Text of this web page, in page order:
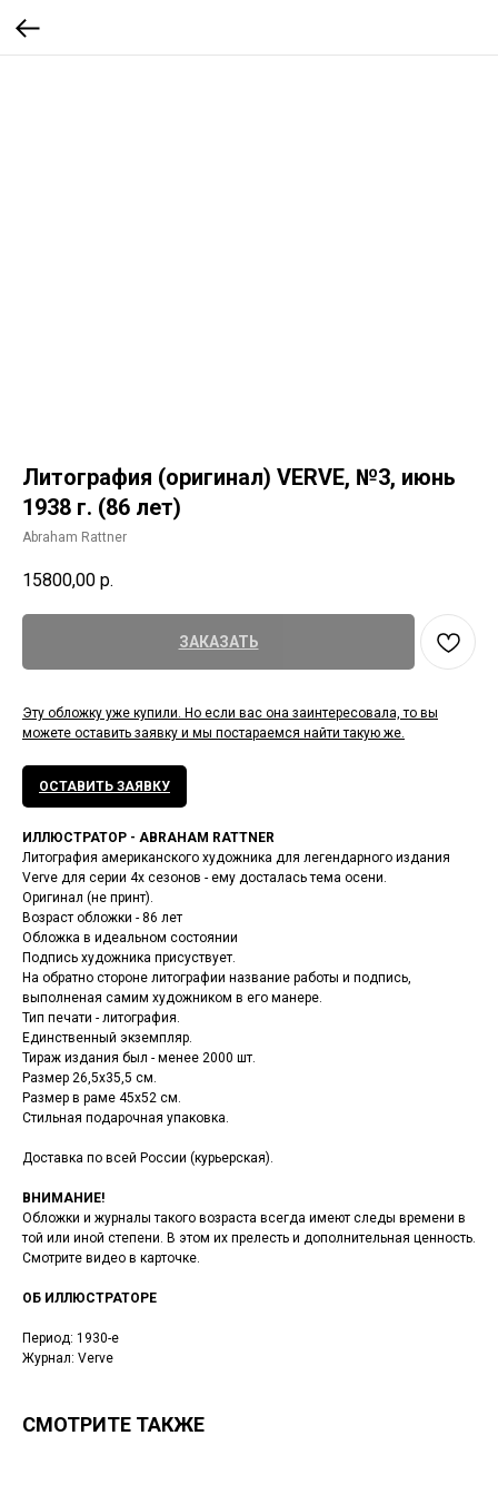
Литография (оригинал) VERVE, №3, июнь
1938 г. (86 лет)
Abraham Rattner
15800,00 р.
ЗАКАЗАТЬ
Эту обложку уже купили. Но если вас она заинтересовала, то вы
можете оставить заявку и мы постараемся найти такую же.
ОСТАВИТЬ ЗАЯВКУ
ИЛЛЮСТРАТОР - ABRAHAM RATTNER
Литография американского художника для легендарного издания
Verve для серии 4х сезонов - ему досталась тема осени.
Оригинал (не принт).
Возраст обложки - 86 лет
Обложка в идеальном состоянии
Подпись художника присуствует.
На обратно стороне литографии название работы и подпись,
выполненая самим художником в его манере.
Тип печати - литография.
Единственный экземпляр.
Тираж издания был - менее 2000 шт.
Размер 26,5х35,5 см.
Размер в раме 45х52 см.
Стильная подарочная упаковка.
Доставка по всей России (курьерская).
ВНИМАНИЕ!
Обложки и журналы такого возраста всегда имеют следы времени в
той или иной степени. В этом их прелесть и дополнительная ценность.
Смотрите видео в карточке.
ОБ ИЛЛЮСТРАТОРЕ
Период: 1930-е
Журнал: Verve
СМОТРИТЕ ТАКЖЕ